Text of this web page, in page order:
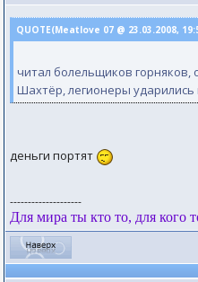
QUOTE(Meatlove 07 @ 23.03.2008,
читал болельщиков
Шахтёр, легионеры ударились
деньги портят
--------------------
Для мира ты кто то, для кого